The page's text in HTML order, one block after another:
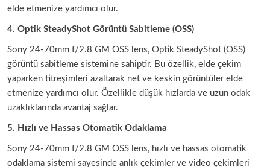
elde etmenize yardımcı olur.
4. Optik SteadyShot Görüntü Sabitleme (OSS)
Sony 24-70mm f/2.8 GM OSS lens, Optik SteadyShot (OSS)
görüntü sabitleme sistemine sahiptir. Bu özellik, elde çekim
yaparken titreşimleri azaltarak net ve keskin görüntüler elde
etmenize yardımcı olur. Özellikle düşük hızlarda ve uzun odak
uzaklıklarında avantaj sağlar.
5. Hızlı ve Hassas Otomatik Odaklama
Sony 24-70mm f/2.8 GM OSS lens, hızlı ve hassas otomatik
odaklama sistemi sayesinde anlık çekimler ve video çekimleri